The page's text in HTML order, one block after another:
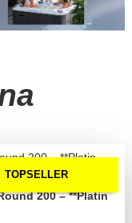
TOPSELLER
200 – **Platin